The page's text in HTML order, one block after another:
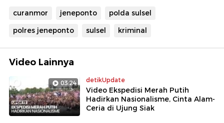
curanmor jeneponto
polda sulsel
polres jeneponto
sulsel kriminal
Video Lainnya
03:24 detikUpdate
Video Ekspedisi Merah Putih
Hadirkan Nasionalisme, Cinta Alam-
Ceria di Ujung Siak